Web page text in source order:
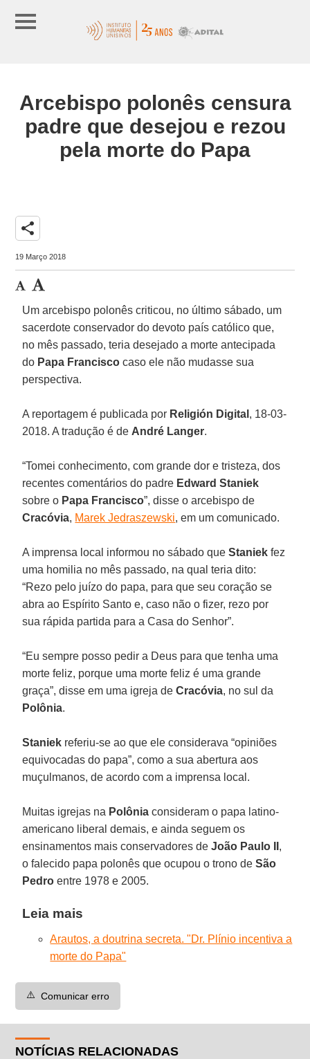
Arcebispo polonês censura
padre que desejou e rezou
pela morte do Papa
share
19 Março 2018
Um arcebispo polonês criticou, no último sábado, um
sacerdote conservador do devoto país católico que,
no mês passado, teria desejado a morte antecipada
do Papa Francisco caso ele não mudasse sua
perspectiva.
A reportagem é publicada por Religión Digital , 18-03-
2018. A tradução é de André Langer.
“Tomei conhecimento, com grande dor e tristeza, dos
recentes comentários do padre Edward Staniek
sobre o Papa Francisco”, disse o arcebispo de
Cracóvia, Marek Jedraszewski, em um comunicado.
A imprensa local informou no sábado queStaniek fez
uma homilia no mês passado, na qual teria dito:
“Rezo pelo juízo do papa, para que seu coração se
abra ao Espírito Santo e, caso não o fizer, rezo por
sua rápida partida para a Casa do Senhor”.
“Eu sempre posso pedir a Deus para que tenha uma
morte feliz, porque uma morte feliz é uma grande
graça”, disse em uma igreja deCracóvia, no sul da
Polônia.
Staniek referiu-se ao que ele considerava “opiniões
equivocadas do papa”, como a sua abertura aos
muçulmanos, de acordo com a imprensa local.
Muitas igrejas na Polônia consideram o papa latino-
americano liberal demais, e ainda seguem os
ensinamentos mais conservadores deJoão Paulo II ,
o falecido papa polonês que ocupou o trono deSão
Pedro entre 1978 e 2005.
Leia mais
Arautos, a doutrina secreta. "Dr. Plínio incentiva a
morte do Papa"
⚠️ Comunicar erro
NOTÍCIAS RELACIONADAS